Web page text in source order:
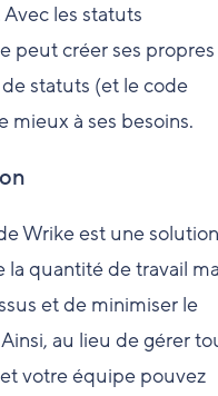
les statuts
peut créer ses
statuts (et le code
à ses besoins.
Wrike est une solution
quantité de travail
et de minimiser le
au lieu de gérer
votre équipe pouvez